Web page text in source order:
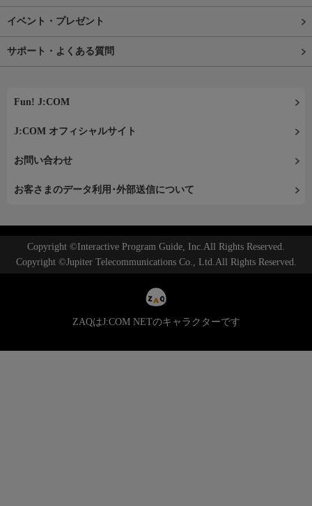
イベント・プレゼント
サポート・よくある質問
Fun! J:COM
J:COM オフィシャルサイト
お問い合わせ
お客さまのデータ利用･外部送信について
Copyright ©Interactive Program Guide, Inc.All Rights Reserved.
Copyright ©Jupiter Telecommunications Co., Ltd.All Rights Reserved.
ZAQはJ:COM NETのキャラクターです